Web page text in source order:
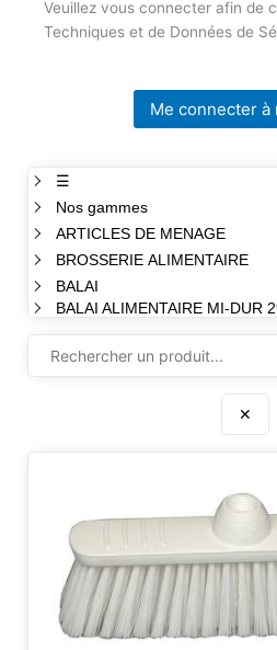
Veuillez vous connecter afin de
Techniques et de Données de
Me connecter
☰
Nos gammes
ARTICLES DE MENAGE
BROSSERIE ALIMENTAIRE
BALAI
BALAI ALIMENTAIRE MI-DUR
✕